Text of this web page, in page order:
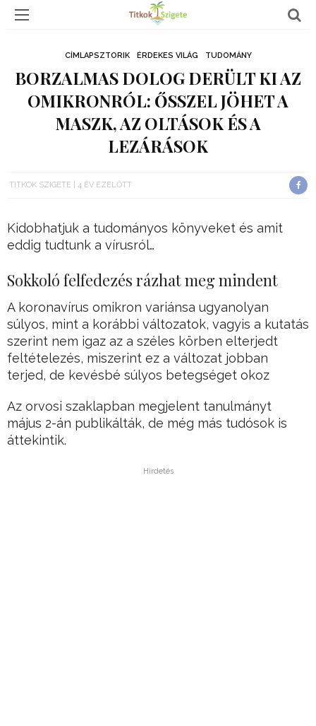
CÍMLAPSZTORIK ÉRDEKES VILÁG TUDOMÁNY
BORZALMAS DOLOG DERÜLT KI AZ
OMIKRONRÓL: ŐSSZEL JÖHET A
MASZK, AZ OLTÁSOK ÉS A
LEZÁRÁSOK
TITKOK SZIGETE 4 ÉV EZELŐTT
Kidobhatjuk a tudományos könyveket és amit
eddig tudtunk a vírusról…
Sokkoló felfedezés rázhat meg mindent
A koronavírus omikron variánsa ugyanolyan
súlyos, mint a korábbi változatok, vagyis a kutatás
szerint nem igaz az a széles körben elterjedt
feltételezés, miszerint ez a változat jobban
terjed, de kevésbé súlyos betegséget okoz
Az orvosi szaklapban megjelent tanulmányt
május 2-án publikálták, de még más tudósok is
áttekintik.
Hirdetés